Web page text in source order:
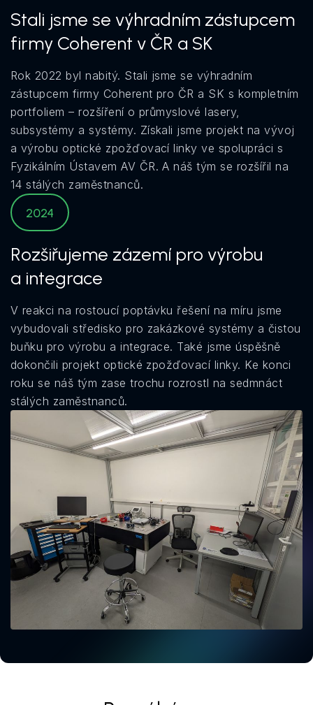
Stali jsme se výhradním zástupcem
firmy Coherent v ČR a SK
Rok 2022 byl nabitý. Stali jsme se výhradním
zástupcem firmy Coherent pro ČR a SK s kompletním
portfoliem – rozšíření o průmyslové lasery,
subsystémy a systémy. Získali jsme projekt na vývoj
a výrobu optické zpožďovací linky ve spolupráci s
Fyzikálním Ústavem AV ČR. A náš tým se rozšířil na
14 stálých zaměstnanců.
2024
Rozšiřujeme zázemí pro výrobu
a integrace
V reakci na rostoucí poptávku řešení na míru jsme
vybudovali středisko pro zakázkové systémy a čistou
buňku pro výrobu a integrace. Také jsme úspěšně
dokončili projekt optické zpožďovací linky. Ke konci
roku se náš tým zase trochu rozrostl na sedmnáct
stálých zaměstnanců.